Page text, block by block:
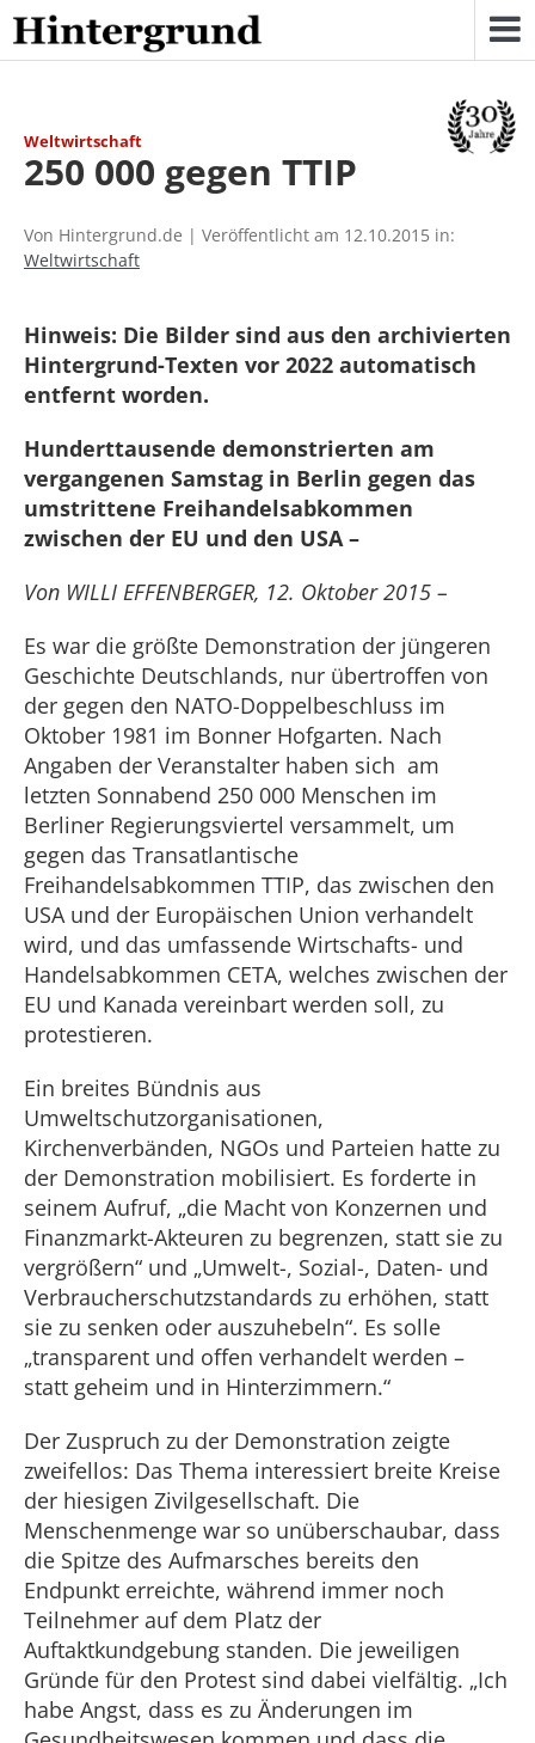
Skip
to
content
Weltwirtschaft
250 000 gegen TTIP
Von Hintergrund.de | Veröffentlicht am 12.10.2015 in:
Weltwirtschaft
Hinweis: Die Bilder sind aus den archivierten
Hintergrund-Texten vor 2022 automatisch
entfernt worden.
Hunderttausende demonstrierten am
vergangenen Samstag in Berlin gegen das
umstrittene Freihandelsabkommen
zwischen der EU und den USA –
Von WILLI EFFENBERGER, 12. Oktober 2015 –
Es war die größte Demonstration der jüngeren
Geschichte Deutschlands, nur übertroffen von
der gegen den NATO-Doppelbeschluss im
Oktober 1981 im Bonner Hofgarten. Nach
Angaben der Veranstalter haben sich am
letzten Sonnabend 250 000 Menschen im
Berliner Regierungsviertel versammelt, um
gegen das Transatlantische
Freihandelsabkommen TTIP, das zwischen den
USA und der Europäischen Union verhandelt
wird, und das umfassende Wirtschafts- und
Handelsabkommen CETA, welches zwischen der
EU und Kanada vereinbart werden soll, zu
protestieren.
Ein breites Bündnis aus
Umweltschutzorganisationen,
Kirchenverbänden, NGOs und Parteien hatte zu
der Demonstration mobilisiert. Es forderte in
seinem Aufruf, „die Macht von Konzernen und
Finanzmarkt-Akteuren zu begrenzen, statt sie zu
vergrößern“ und „Umwelt-, Sozial-, Daten- und
Verbraucherschutzstandards zu erhöhen, statt
sie zu senken oder auszuhebeln“. Es solle
„transparent und offen verhandelt werden –
statt geheim und in Hinterzimmern.“
Der Zuspruch zu der Demonstration zeigte
zweifellos: Das Thema interessiert breite Kreise
der hiesigen Zivilgesellschaft. Die
Menschenmenge war so unüberschaubar, dass
die Spitze des Aufmarsches bereits den
Endpunkt erreichte, während immer noch
Teilnehmer auf dem Platz der
Auftaktkundgebung standen. Die jeweiligen
Gründe für den Protest sind dabei vielfältig. „Ich
habe Angst, dass es zu Änderungen im